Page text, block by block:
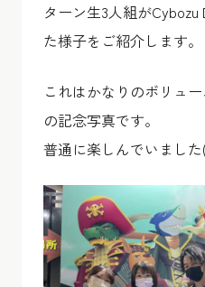
ターン生3人組がCybozu
た様子をご紹介します。
これはかなりのボリュ
の記念写真です。
普通に楽しんでいまし